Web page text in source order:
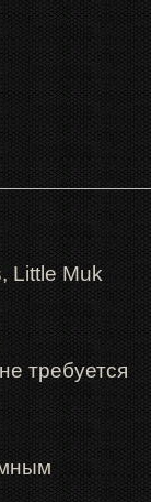
Little Muk
требуется